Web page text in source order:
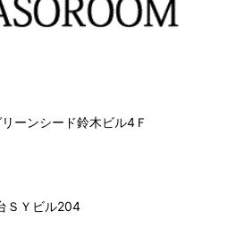
ーンシード鈴木ビル4Ｆ
ＳＹビル204